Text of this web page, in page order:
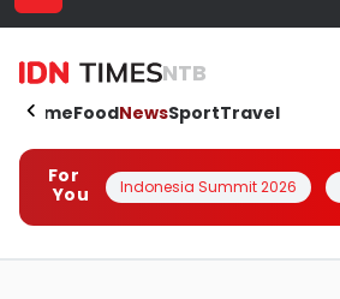
NTB
HomeFoodNewsSportTravel
For
You
Indonesia Summit 2026